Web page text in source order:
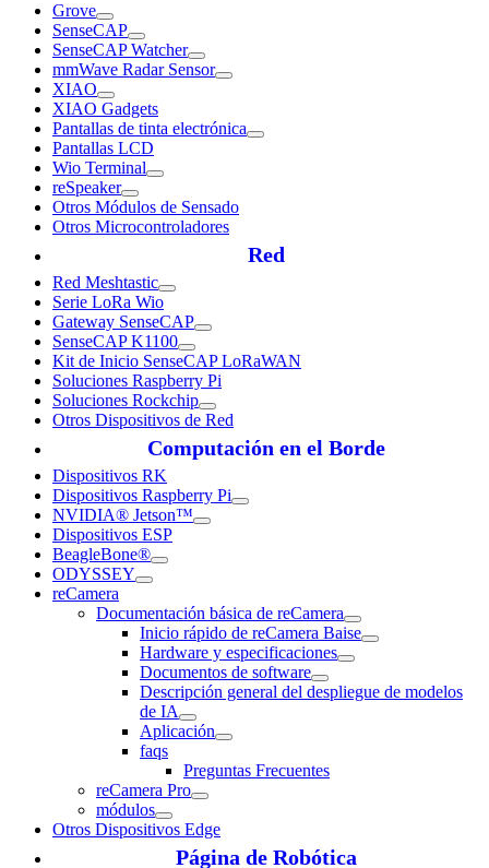
Grove
SenseCAP
SenseCAP Watcher
mmWave Radar Sensor
XIAO
XIAO Gadgets
Pantallas de tinta electrónica
Pantallas LCD
Wio Terminal
reSpeaker
Otros Módulos de Sensado
Otros Microcontroladores
Red
Red Meshtastic
Serie LoRa Wio
Gateway SenseCAP
SenseCAP K1100
Kit de Inicio SenseCAP LoRaWAN
Soluciones Raspberry Pi
Soluciones Rockchip
Otros Dispositivos de Red
Computación en el Borde
Dispositivos RK
Dispositivos Raspberry Pi
NVIDIA® Jetson™
Dispositivos ESP
BeagleBone®
ODYSSEY
reCamera
Documentación básica de reCamera
Inicio rápido de reCamera Baise
Hardware y especificaciones
Documentos de software
Descripción general del despliegue de modelos
de IA
Aplicación
faqs
Preguntas Frecuentes
reCamera Pro
módulos
Otros Dispositivos Edge
Página de Robótica